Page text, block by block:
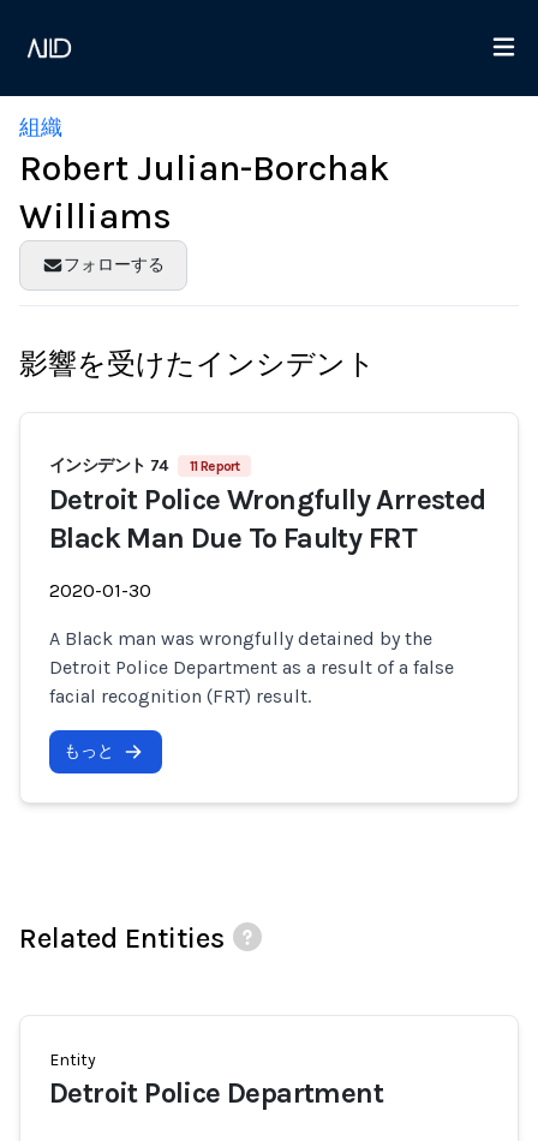
組織
Robert Julian-Borchak
Williams
フォローする
影響を受けたインシデント
インシデント 74 11 Report
Detroit Police Wrongfully Arrested
Black Man Due To Faulty FRT
2020-01-30
A Black man was wrongfully detained by the
Detroit Police Department as a result of a false
facial recognition (FRT) result.
もっと
Related Entities
Entity
Detroit Police Department